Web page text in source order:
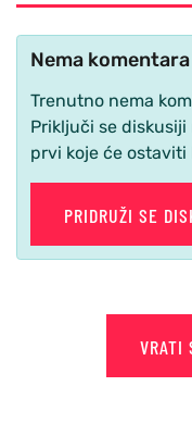
Nema
Trenutno nema
Priključi se
prvi koje će ostaviti
PRIDRUŽI SE
VRATI